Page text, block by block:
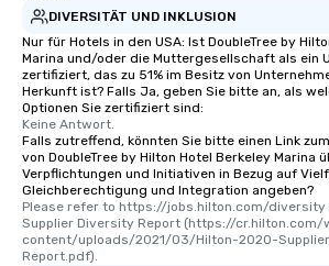
DIVERSITÄT UND INKLUSION
Nur für Hotels in den USA: Ist DoubleTree by
Marina und/oder die Muttergesellschaft als ein
zertifiziert, das zu 51% im Besitz von
Herkunft ist? Falls Ja, geben Sie bitte an, als
Optionen Sie zertifiziert sind:
Keine Antwort.
Falls zutreffend, könnten Sie bitte einen Link
von DoubleTree by Hilton Hotel Berkeley Marina
Verpflichtungen und Initiativen in Bezug auf
Gleichberechtigung und Integration angeben?
Please refer to https://jobs.hilton.com/diversity
Supplier Diversity Report (https://cr.hilton.com/
content/uploads/2021/03/Hilton-2020-
Report.pdf).